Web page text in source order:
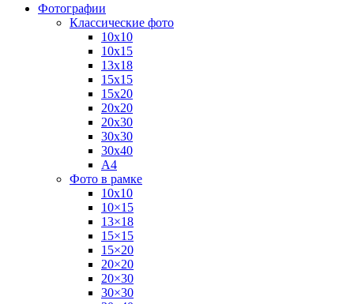
Фотографии
Классические фото
10х10
10х15
13х18
15х15
15х20
20х20
20х30
30х30
30х40
А4
Фото в рамке
10х10
10×15
13×18
15×15
15×20
20×20
20×30
30×30